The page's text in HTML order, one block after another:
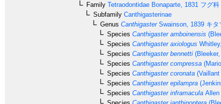
Family Tetraodontidae Bonaparte, 1831 フグ科
Subfamily Canthigasterinae
Genus CanthigasterSwainson, 1839 キタ
Species Canthigaster amboinensis
Species Canthigaster axiologus
Species Canthigaster bennetti
Species Canthigaster compressa
Species Canthigaster coronata
Species Canthigaster epilampra
Species Canthigaster inframacula Allen